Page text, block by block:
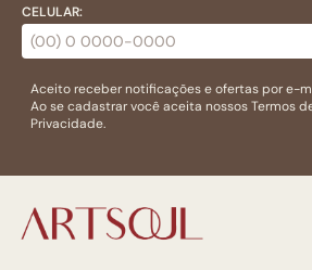
CELULAR:
Aceito receber notificações e ofertas por e-
Ao se cadastrar você aceita nossosTermos
Privacidade.